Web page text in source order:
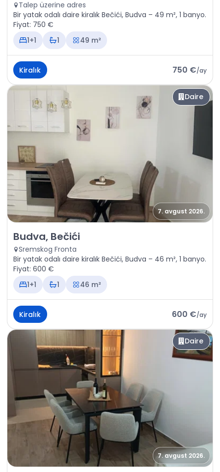
Talep üzerine adres
Bir yatak odalı daire kiralık Bečići, Budva – 49 m², 1 banyo.
Fiyat: 750 €
1+1
1 49 m²
Kiralık 750 €/ay
Daire
7. avgust 2026.
Kiralık - Daire Budva, Bečići
Budva, Bečići
Sremskog Fronta
Bir yatak odalı daire kiralık Bečići, Budva – 46 m², 1 banyo.
Fiyat: 600 €
1+1
1 46 m²
Kiralık 600 €/ay
Daire
7. avgust 2026.